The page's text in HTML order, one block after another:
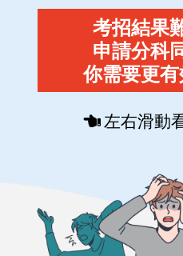
考招結果
申請分科
你需要更
左右滑動